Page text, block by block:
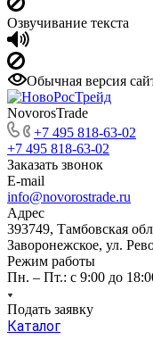
Озвучивание текста
Обычная версия
NovorosTrade
+7 495 818-63-02
+7 495 818-63-02
Заказать звонок
E-mail
info@novorostrade.ru
Адрес
393749, Тамбовская
Заворонежское, ул.
Режим работы
Пн. – Пт.: с 9:00 до
Подать заявку
Каталог